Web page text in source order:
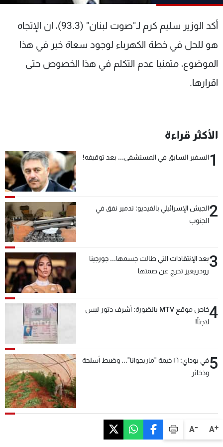
A+
A-
أكد الوزير سليم كرم لـ"صوت لبنان" (93.3)، ان الإتجاه
هو للحل في خطة الكهرباء لوجود سعاة خير في هذا
الموضوع، متمنيا عدم التكلم في هذا الخصوص حتى
اقرارها.
الأكثر قراءة
1السفير السابق في المستشفى... بعد توقيفه!
2الجيش الإسرائيلي بالفيديو: تدمير نفق في
الجنوب
3بعد الإنتقادات التي طالت جسمها... جورجينا
رودريغيز تخرج عن صمتها
4
خاص موقع MTV بالصّورة: أشرف دبّور ليس
لاجئاً!
5
في بوداي: ١٦ خيمة "ماريجوانا"... وضبط أسلحة
وذخائر
الترددات
الإنـتـاج
لاعلاناتكم
تواصل معنا